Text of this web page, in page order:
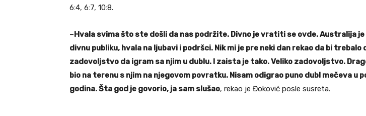
6:4, 6:7, 10:8.
–Hvala svima što ste došli da nas podržite. Divno je vratiti se ovde. Australija je
divnu publiku, hvala na ljubavi i podršci. Nik mi je pre neki dan rekao da bi trebalo
zadovoljstvo da igram sa njim u dublu. I zaista je tako. Veliko zadovoljstvo.
bio na terenu s njim na njegovom povratku. Nisam odigrao puno dubl mečeva u
godina. Šta god je govorio, ja sam slušao, rekao je Đoković posle susreta.